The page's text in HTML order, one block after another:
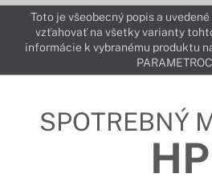
Toto je všeobecný popis a
vzťahovať na všetky varianty
informácie k vybranému produktu
SPOTREBNÝ
HP